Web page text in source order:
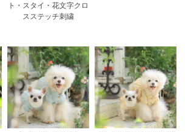
ト・スタイ・花文字クロ
スステッチ刺繍